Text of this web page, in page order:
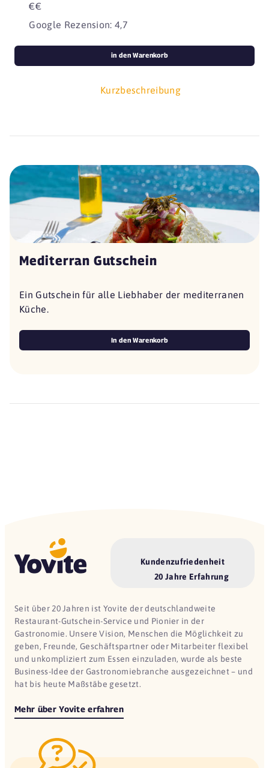
€€
Google Rezension: 4,7
Kurzbeschreibung
in den Warenkorb
Mediterran Gutschein
Ein Gutschein für alle Liebhaber der mediterranen
Küche.
In den Warenkorb
Kundenzufriedenheit
20 Jahre Erfahrung
Seit über 20 Jahren ist Yovite der deutschlandweite
Restaurant-Gutschein-Service und Pionier in der
Gastronomie. Unsere Vision, Menschen die Möglichkeit zu
geben, Freunde, Geschäftspartner oder Mitarbeiter flexibel
und unkompliziert zum Essen einzuladen, wurde als beste
Business-Idee der Gastronomiebranche ausgezeichnet – und
hat bis heute Maßstäbe gesetzt.
Mehr über Yovite erfahren